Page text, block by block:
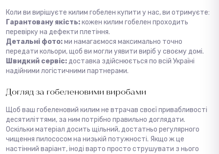
Коли ви вирішуєте килим гобелен купити у нас, ви отримуєте:
Гарантовану якість:кожен килим гобелен проходить
перевірку на дефекти плетіння.
Детальні фото:ми намагаємося максимально точно
передати кольори, щоб ви могли уявити виріб у своєму домі.
Швидкий сервіс:доставка здійснюється по всій Україні
надійними логістичними партнерами.
Догляд за гобеленовими виробами
Щоб ваш гобеленовий килим не втрачав своєї привабливості
десятиліттями, за ним потрібно правильно доглядати.
Оскільки матеріал досить щільний, достатньо регулярного
чищення пилососом на низькій потужності. Якщо ж це
настінний варіант, іноді варто просто струшувати з нього